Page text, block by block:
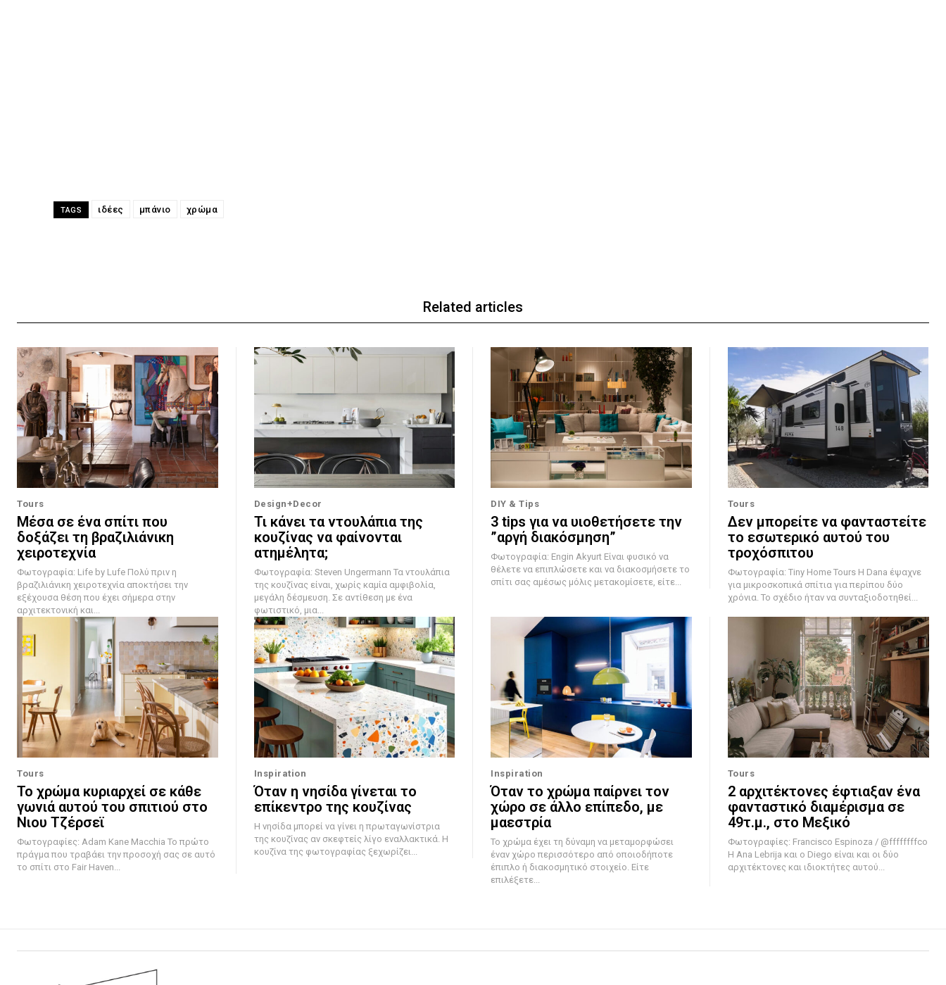
TAGS ιδέες μπάνιο χρώμα
Related articles
Tours
Μέσα σε ένα σπίτι που
δοξάζει τη βραζιλιάνικη
χειροτεχνία
Φωτογραφία: Life by Lufe Πολύ πριν η
βραζιλιάνικη χειροτεχνία αποκτήσει την
εξέχουσα θέση που έχει σήμερα στην
αρχιτεκτονική και...
Design+Decor
Τι κάνει τα ντουλάπια της
κουζίνας να φαίνονται
ατημέλητα;
Φωτογραφία: Steven Ungermann Τα ντουλάπια
της κουζίνας είναι, χωρίς καμία αμφιβολία,
μεγάλη δέσμευση. Σε αντίθεση με ένα
φωτιστικό, μια...
DIY & Tips
3 tips για να υιοθετήσετε την
”αργή διακόσμηση”
Φωτογραφία: Engin Akyurt Είναι φυσικό να
θέλετε να επιπλώσετε και να διακοσμήσετε το
σπίτι σας αμέσως μόλις μετακομίσετε, είτε...
Tours
Δεν μπορείτε να φανταστείτε
το εσωτερικό αυτού του
τροχόσπιτου
Φωτογραφία: Tiny Home Tours Η Dana έψαχνε
για μικροσκοπικά σπίτια για περίπου δύο
χρόνια. Το σχέδιο ήταν να συνταξιοδοτηθεί...
Tours
Το χρώμα κυριαρχεί σε κάθε
γωνιά αυτού του σπιτιού στο
Νιου Τζέρσεϊ
Φωτογραφίες: Adam Kane Macchia Το πρώτο
πράγμα που τραβάει την προσοχή σας σε αυτό
το σπίτι στο Fair Haven...
Inspiration
Όταν η νησίδα γίνεται το
επίκεντρο της κουζίνας
Η νησίδα μπορεί να γίνει η πρωταγωνίστρια
της κουζίνας αν σκεφτείς λίγο εναλλακτικά. Η
κουζίνα της φωτογραφίας ξεχωρίζει...
Inspiration
Όταν το χρώμα παίρνει τον
χώρο σε άλλο επίπεδο, με
μαεστρία
Το χρώμα έχει τη δύναμη να μεταμορφώσει
έναν χώρο περισσότερο από οποιοδήποτε
έπιπλο ή διακοσμητικό στοιχείο. Είτε
επιλέξετε...
Tours
2 αρχιτέκτονες έφτιαξαν ένα
φανταστικό διαμέρισμα σε
49τ.μ., στο Μεξικό
Φωτογραφίες: Francisco Espinoza / @ffffffffco
Η Ana Lebrija και ο Diego είναι και οι δύο
αρχιτέκτονες και ιδιοκτήτες αυτού...